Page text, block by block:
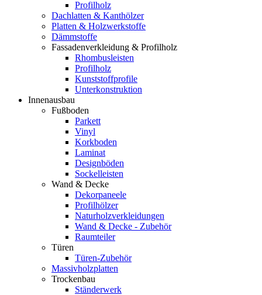
Profilholz
Dachlatten & Kanthölzer
Platten & Holzwerkstoffe
Dämmstoffe
Fassadenverkleidung & Profilholz
Rhombusleisten
Profilholz
Kunststoffprofile
Unterkonstruktion
Innenausbau
Fußboden
Parkett
Vinyl
Korkboden
Laminat
Designböden
Sockelleisten
Wand & Decke
Dekorpaneele
Profilhölzer
Naturholzverkleidungen
Wand & Decke - Zubehör
Raumteiler
Türen
Türen-Zubehör
Massivholzplatten
Trockenbau
Ständerwerk